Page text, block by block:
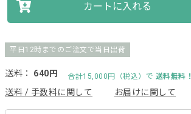
カートに入れる
平日12時までのご注文で当日出荷
送料： 640円 合計15,000円（税込）で 送料無料！
送料 / 手数料に関して お届けに関して